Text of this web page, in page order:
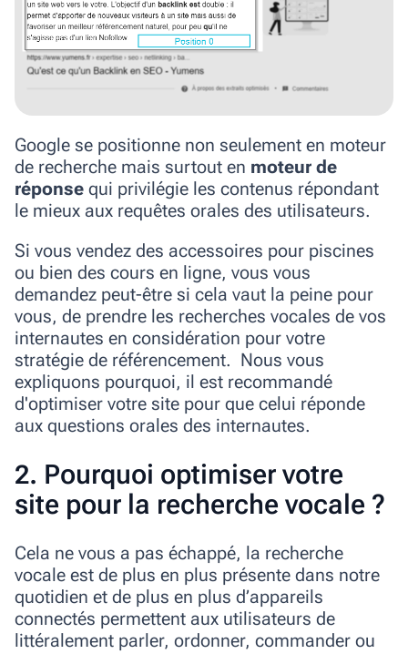
Google se positionne non seulement en moteur
de recherche mais surtout en moteur de
réponse qui privilégie les contenus répondant
le mieux aux requêtes orales des utilisateurs.
Si vous vendez des accessoires pour piscines
ou bien des cours en ligne, vous vous
demandez peut-être si cela vaut la peine pour
vous, de prendre les recherches vocales de vos
internautes en considération pour votre
stratégie de référencement. Nous vous
expliquons pourquoi, il est recommandé
d'optimiser votre site pour que celui réponde
aux questions orales des internautes.
2. Pourquoi optimiser votre
site pour la recherche vocale ?
Cela ne vous a pas échappé, la recherche
vocale est de plus en plus présente dans notre
quotidien et de plus en plus d’appareils
connectés permettent aux utilisateurs de
littéralement parler, ordonner, commander ou